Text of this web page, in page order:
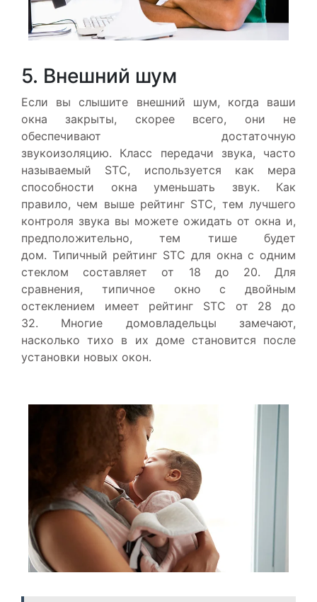
5. Внешний шум
Если вы слышите внешний шум, когда ваши
окна закрыты, скорее всего, они не
обеспечивают достаточную
звукоизоляцию. Класс передачи звука, часто
называемый STC, используется как мера
способности окна уменьшать звук. Как
правило, чем выше рейтинг STC, тем лучшего
контроля звука вы можете ожидать от окна и,
предположительно, тем тише будет
дом. Типичный рейтинг STC для окна с одним
стеклом составляет от 18 до 20. Для
сравнения, типичное окно с двойным
остеклением имеет рейтинг STC от 28 до
32. Многие домовладельцы замечают,
насколько тихо в их доме становится после
установки новых окон.